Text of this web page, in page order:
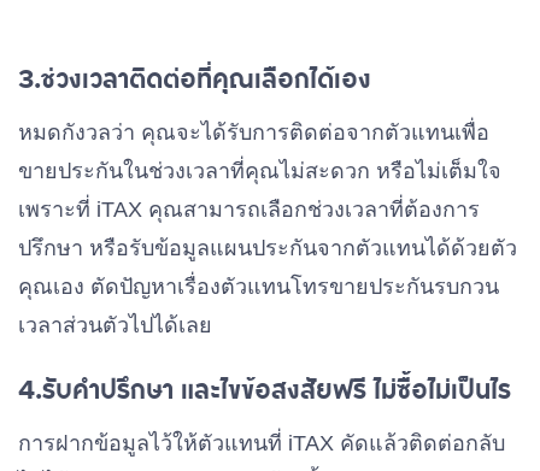
3.ช่วงเวลาติดต่อที่คุณเลือกได้เอง
หมดกังวลว่า คุณจะได้รับการติดต่อจากตัวแทนเพื่อ
ขายประกันในช่วงเวลาที่คุณไม่สะดวก หรือไม่เต็มใจ
เพราะที่ iTAX คุณสามารถเลือกช่วงเวลาที่ต้องการ
ปรึกษา หรือรับข้อมูลแผนประกันจากตัวแทนได้ด้วยตัว
คุณเอง ตัดปัญหาเรื่องตัวแทนโทรขายประกันรบกวน
เวลาส่วนตัวไปได้เลย
4.รับคำปรึกษา และไขข้อสงสัยฟรี ไม่ซื้อไม่เป็นไร
การฝากข้อมูลไว้ให้ตัวแทนที่ iTAX คัดแล้วติดต่อกลับ